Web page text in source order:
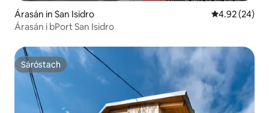
Árasán in San Isidro Meánrátáil
4.92 (24)
Árasán i bPort San Isidro
Sáróstach
Sáróstach